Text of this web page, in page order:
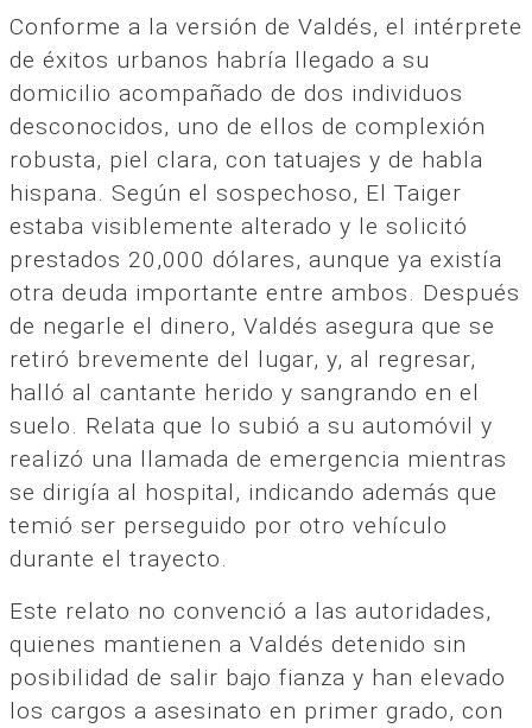
Conforme a la versión de Valdés, el intérprete
de éxitos urbanos habría llegado a su
domicilio acompañado de dos individuos
desconocidos, uno de ellos de complexión
robusta, piel clara, con tatuajes y de habla
hispana. Según el sospechoso, El Taiger
estaba visiblemente alterado y le solicitó
prestados 20,000 dólares, aunque ya existía
otra deuda importante entre ambos. Después
de negarle el dinero, Valdés asegura que se
retiró brevemente del lugar, y, al regresar,
halló al cantante herido y sangrando en el
suelo. Relata que lo subió a su automóvil y
realizó una llamada de emergencia mientras
se dirigía al hospital, indicando además que
temió ser perseguido por otro vehículo
durante el trayecto.
Este relato no convenció a las autoridades,
quienes mantienen a Valdés detenido sin
posibilidad de salir bajo fianza y han elevado
los cargos a asesinato en primer grado, con